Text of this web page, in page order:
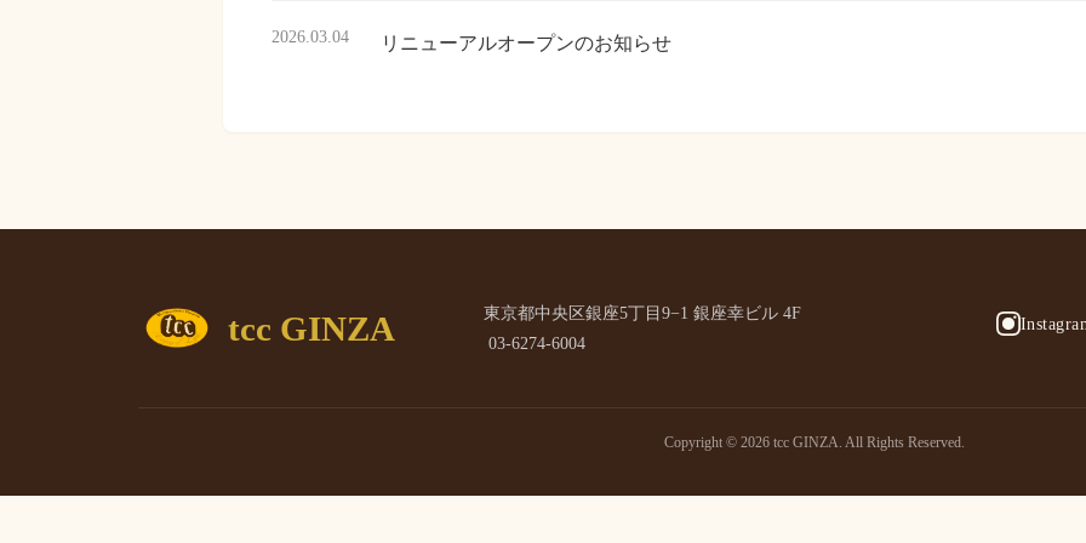
2026.03.04 リニューアルオープンのお知らせ
tcc GINZA
東京都中央区銀座5丁目9−1 銀座幸ビル 4F
03-6274-6004
Copyright © 2026 tcc GINZA. All Rights Reserved.